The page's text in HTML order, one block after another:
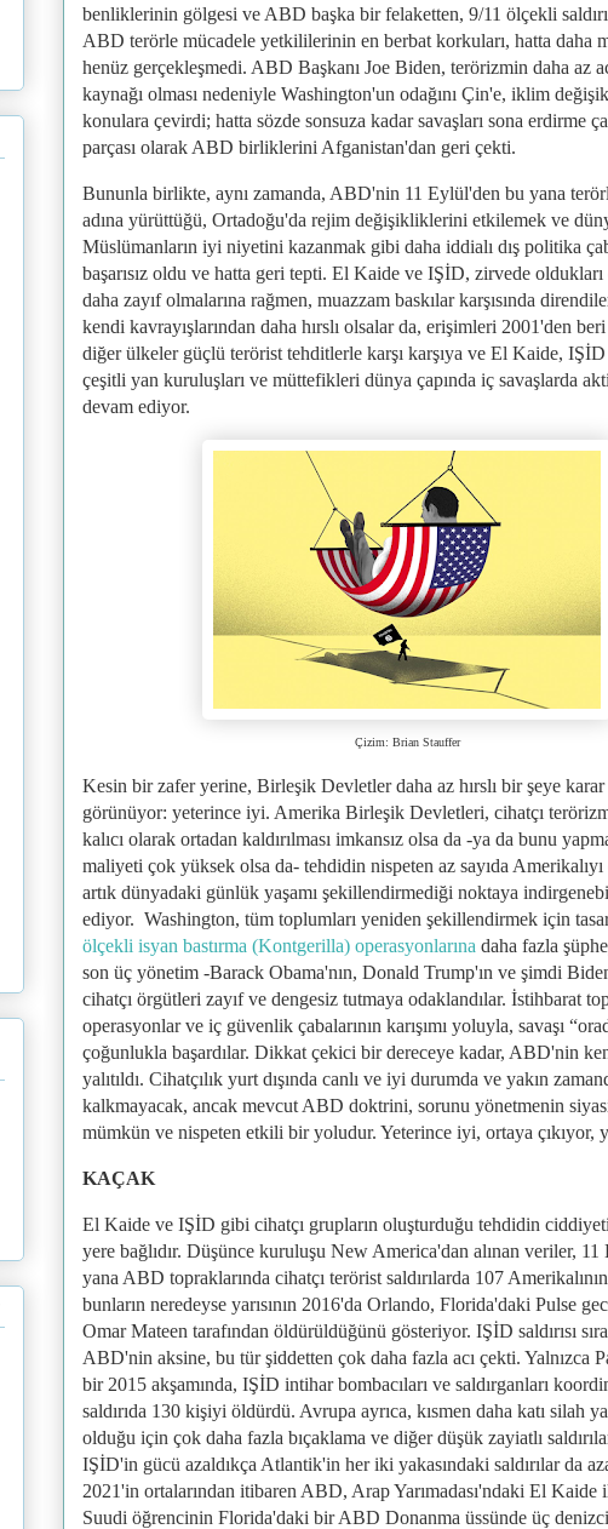
benliklerinin gölgesi ve ABD başka bir felaketten, 9/11 ölçekli
ABD terörle mücadele yetkililerinin en berbat korkuları, hatta daha
henüz gerçekleşmedi. ABD Başkanı Joe Biden, terörizmin daha az
kaynağı olması nedeniyle Washington'un odağını Çin'e, iklim
konulara çevirdi; hatta sözde sonsuza kadar savaşları sona erdirme
parçası olarak ABD birliklerini Afganistan'dan geri çekti.
Bununla birlikte, aynı zamanda, ABD'nin 11 Eylül'den bu yana
adına yürüttüğü, Ortadoğu'da rejim değişikliklerini etkilemek ve
Müslümanların iyi niyetini kazanmak gibi daha iddialı dış politika
başarısız oldu ve hatta geri tepti. El Kaide ve IŞİD, zirvede
daha zayıf olmalarına rağmen, muazzam baskılar karşısında
kendi kavrayışlarından daha hırslı olsalar da, erişimleri 2001'den
diğer ülkeler güçlü terörist tehditlerle karşı karşıya ve El Kaide, IŞİD
çeşitli yan kuruluşları ve müttefikleri dünya çapında iç savaşlarda
devam ediyor.
Çizim: Brian Stauffer
Kesin bir zafer yerine, Birleşik Devletler daha az hırslı bir şeye
görünüyor: yeterince iyi. Amerika Birleşik Devletleri, cihatçı
kalıcı olarak ortadan kaldırılması imkansız olsa da -ya da bunu
maliyeti çok yüksek olsa da- tehdidin nispeten az sayıda
artık dünyadaki günlük yaşamı şekillendirmediği noktaya
ediyor. Washington, tüm toplumları yeniden şekillendirmek için
ölçekli isyan bastırma (Kontgerilla) operasyonlarına daha fazla
son üç yönetim -Barack Obama'nın, Donald Trump'ın ve şimdi
cihatçı örgütleri zayıf ve dengesiz tutmaya odaklandılar. İstihbarat
operasyonlar ve iç güvenlik çabalarının karışımı yoluyla, savaşı
çoğunlukla başardılar. Dikkat çekici bir dereceye kadar, ABD'nin
yalıtıldı. Cihatçılık yurt dışında canlı ve iyi durumda ve yakın
kalkmayacak, ancak mevcut ABD doktrini, sorunu yönetmenin
mümkün ve nispeten etkili bir yoludur. Yeterince iyi, ortaya çıkıyor,
KAÇAK
El Kaide ve IŞİD gibi cihatçı grupların oluşturduğu tehdidin
yere bağlıdır. Düşünce kuruluşu New America'dan alınan veriler,
yana ABD topraklarında cihatçı terörist saldırılarda 107
bunların neredeyse yarısının 2016'da Orlando, Florida'daki Pulse
Omar Mateen tarafından öldürüldüğünü gösteriyor. IŞİD saldırısı
ABD'nin aksine, bu tür şiddetten çok daha fazla acı çekti. Yalnızca
bir 2015 akşamında, IŞİD intihar bombacıları ve saldırganları
saldırıda 130 kişiyi öldürdü. Avrupa ayrıca, kısmen daha katı silah
olduğu için çok daha fazla bıçaklama ve diğer düşük zayiatlı
IŞİD'in gücü azaldıkça Atlantik'in her iki yakasındaki saldırılar da
2021'in ortalarından itibaren ABD, Arap Yarımadası'ndaki El Kaide
Suudi öğrencinin Florida'daki bir ABD Donanma üssünde üç